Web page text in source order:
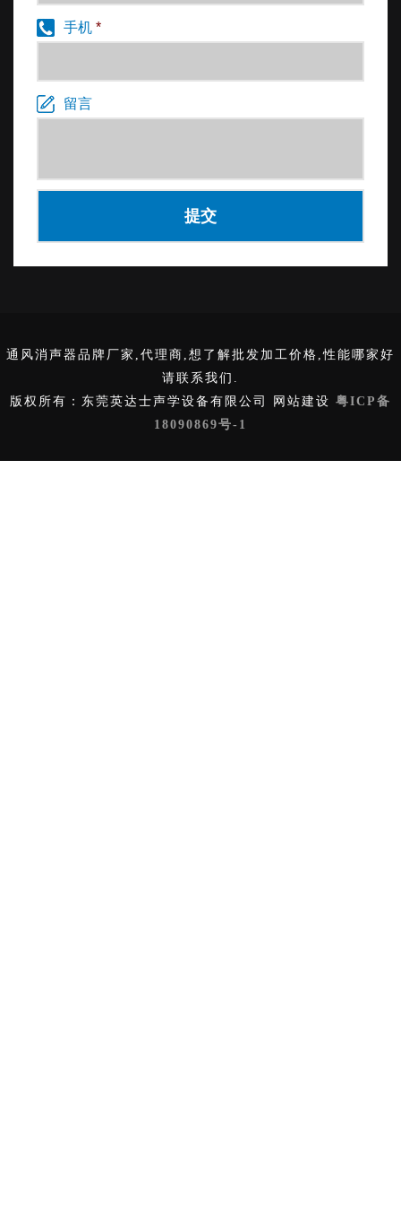
手机 *
留言
通风消声器品牌厂家,代理商,想了解批发加工价格,性能哪家好
请联系我们.
版权所有：东莞英达士声学设备有限公司 网站建设 粤ICP备
18090869号-1